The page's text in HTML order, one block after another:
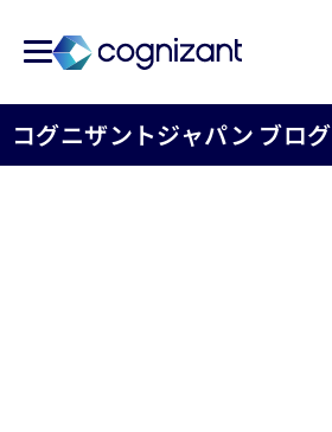
コグニザントジャパン ブログ